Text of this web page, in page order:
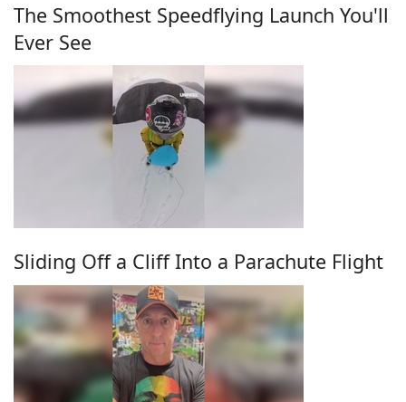
The Smoothest Speedflying Launch You'll
Ever See
Sliding Off a Cliff Into a Parachute Flight